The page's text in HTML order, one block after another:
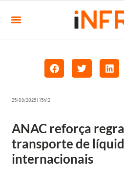
25/08/2025 | 15h12
ANAC reforça
transporte de
internacionais